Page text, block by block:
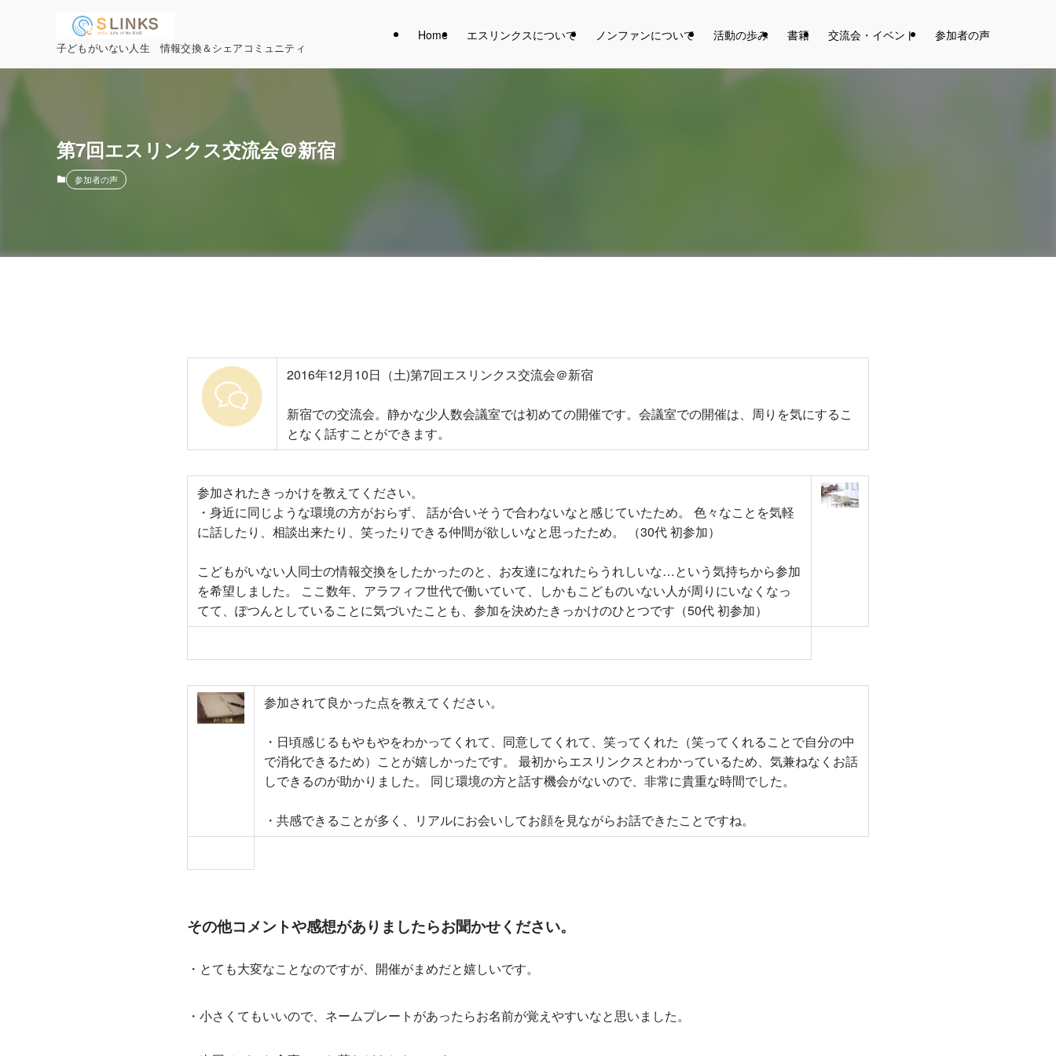
子どもがいない人生 情報交換＆シェアコミュニティ
Home エスリンクスについて ノンファンについて 活動の歩み 書籍 交流会・イベント 参加者の声
第7回エスリンクス交流会＠新宿
参加者の声
2016年12月10日（土)第7回エスリンクス交流会＠新宿
新宿での交流会。静かな少人数会議室では初めての開催です。会議室での開催は、周りを気にするこ
となく話すことができます。
参加されたきっかけを教えてください。
・身近に同じような環境の方がおらず、 話が合いそうで合わないなと感じていたため。 色々なことを気軽
に話したり、相談出来たり、笑ったりできる仲間が欲しいなと思ったため。 （30代 初参加）
こどもがいない人同士の情報交換をしたかったのと、お友達になれたらうれしいな…という気持ちから参加
を希望しました。 ここ数年、アラフィフ世代で働いていて、しかもこどものいない人が周りにいなくなっ
てて、ぽつんとしていることに気づいたことも、参加を決めたきっかけのひとつです（50代 初参加）
参加されて良かった点を教えてください。
・日頃感じるもやもやをわかってくれて、同意してくれて、笑ってくれた（笑ってくれることで自分の中
で消化できるため）ことが嬉しかったです。 最初からエスリンクスとわかっているため、気兼ねなくお話
しできるのが助かりました。 同じ環境の方と話す機会がないので、非常に貴重な時間でした。
・共感できることが多く、リアルにお会いしてお顔を見ながらお話できたことですね。
その他コメントや感想がありましたらお聞かせください。
・とても大変なことなのですが、開催がまめだと嬉しいです。
・小さくてもいいので、ネームプレートがあったらお名前が覚えやすいなと思いました。